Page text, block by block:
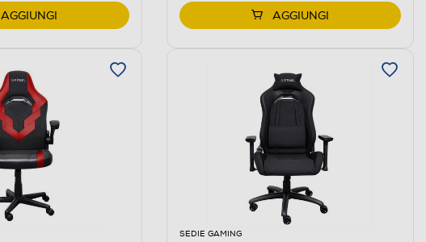
AGGIUNGI AGGIUNGI
SEDIE GAMING